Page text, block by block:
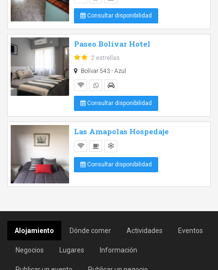
Consultar disponibilidad
Paseo Bolívar Hotel
2 estrellas
Bolívar 543 - Azul
Consultar disponibilidad
Las Amapolas Hospedaje
Consultar disponibilidad
Alojamiento Dónde comer Actividades Eventos
Negocios Lugares Información